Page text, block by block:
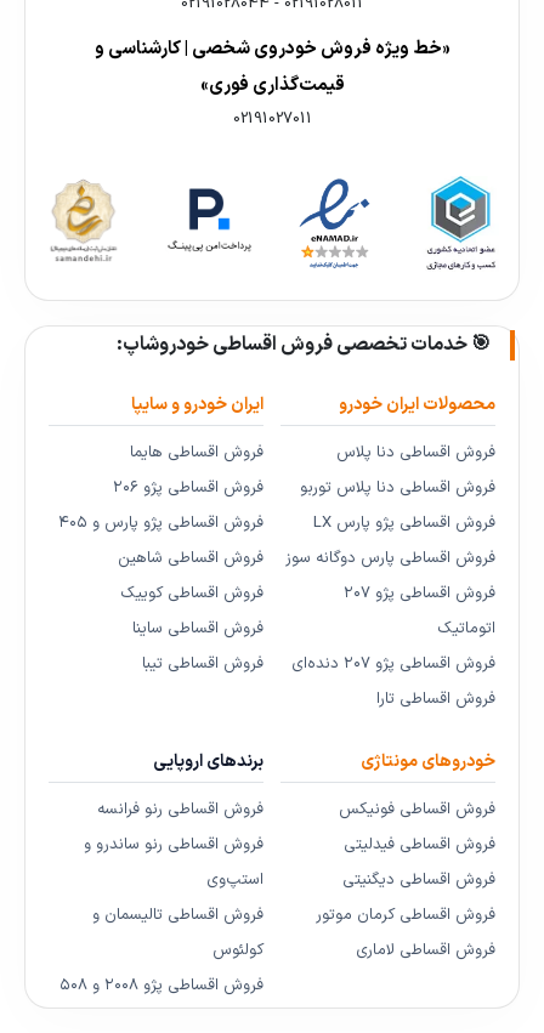
«خط ویژه فروش خودروی شخصی | کارشناسی و
قیمت‌گذاری فوری»
02191027011
🎯 خدمات تخصصی فروش اقساطی خودروشاپ:
محصولات ایران خودرو
فروش اقساطی دنا پلاس
فروش اقساطی دنا پلاس توربو
فروش اقساطی پژو پارس LX
فروش اقساطی پارس دوگانه سوز
فروش اقساطی پژو ۲۰۷
اتوماتیک
فروش اقساطی پژو ۲۰۷ دنده‌ای
فروش اقساطی تارا
ایران خودرو و سایپا
فروش اقساطی هایما
فروش اقساطی پژو ۲۰۶
فروش اقساطی پژو پارس و ۴۰۵
فروش اقساطی شاهین
فروش اقساطی کوییک
فروش اقساطی ساینا
فروش اقساطی تیبا
خودروهای مونتاژی
فروش اقساطی فونیکس
فروش اقساطی فیدلیتی
فروش اقساطی دیگنیتی
فروش اقساطی کرمان موتور
فروش اقساطی لاماری
برندهای اروپایی
فروش اقساطی رنو فرانسه
فروش اقساطی رنو ساندرو و
استپ‌وی
فروش اقساطی تالیسمان و
کولئوس
فروش اقساطی پژو ۲۰۰۸ و ۵۰۸